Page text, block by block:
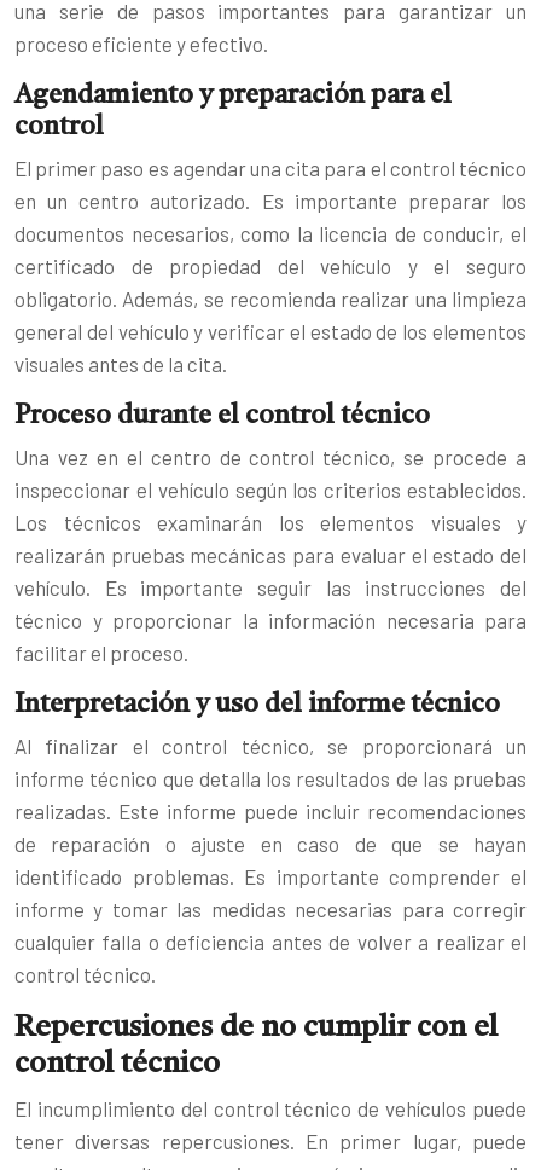
una serie de pasos importantes para garantizar un
proceso eficiente y efectivo.
Agendamiento y preparación para el
control
El primer paso es agendar una cita para el control técnico
en un centro autorizado. Es importante preparar los
documentos necesarios, como la licencia de conducir, el
certificado de propiedad del vehículo y el seguro
obligatorio. Además, se recomienda realizar una limpieza
general del vehículo y verificar el estado de los elementos
visuales antes de la cita.
Proceso durante el control técnico
Una vez en el centro de control técnico, se procede a
inspeccionar el vehículo según los criterios establecidos.
Los técnicos examinarán los elementos visuales y
realizarán pruebas mecánicas para evaluar el estado del
vehículo. Es importante seguir las instrucciones del
técnico y proporcionar la información necesaria para
facilitar el proceso.
Interpretación y uso del informe técnico
Al finalizar el control técnico, se proporcionará un
informe técnico que detalla los resultados de las pruebas
realizadas. Este informe puede incluir recomendaciones
de reparación o ajuste en caso de que se hayan
identificado problemas. Es importante comprender el
informe y tomar las medidas necesarias para corregir
cualquier falla o deficiencia antes de volver a realizar el
control técnico.
Repercusiones de no cumplir con el
control técnico
El incumplimiento del control técnico de vehículos puede
tener diversas repercusiones. En primer lugar, puede